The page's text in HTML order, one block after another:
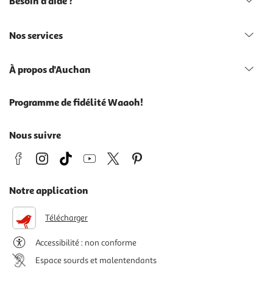
Nos services
À propos d'Auchan
Programme de fidélité Waaoh!
Nous suivre
Notre application
Télécharger
Accessibilité : non conforme
Espace sourds et malentendants